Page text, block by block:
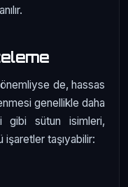
de, hassas
genellikle daha
gibi sütun isimleri,
işaretler taşıyabilir: